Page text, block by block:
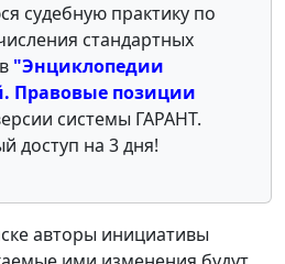
судебную практику по
стандартных
"Энциклопедии
Правовые позиции
системы ГАРАНТ.
доступ на 3 дня!
авторы инициативы